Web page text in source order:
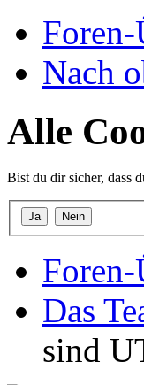
Nach
Alle
Bist du dir sicher, dass
Das
sind